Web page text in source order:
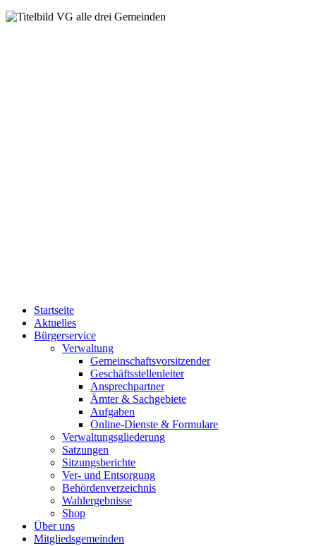
Startseite
Aktuelles
Bürgerservice
Verwaltung
Gemeinschaftsvorsitzender
Geschäftsstellenleiter
Ansprechpartner
Ämter & Sachgebiete
Aufgaben
Online-Dienste & Formulare
Verwaltungsgliederung
Satzungen
Sitzungsberichte
Ver- und Entsorgung
Behördenverzeichnis
Wahlergebnisse
Shop
Über uns
Mitgliedsgemeinden